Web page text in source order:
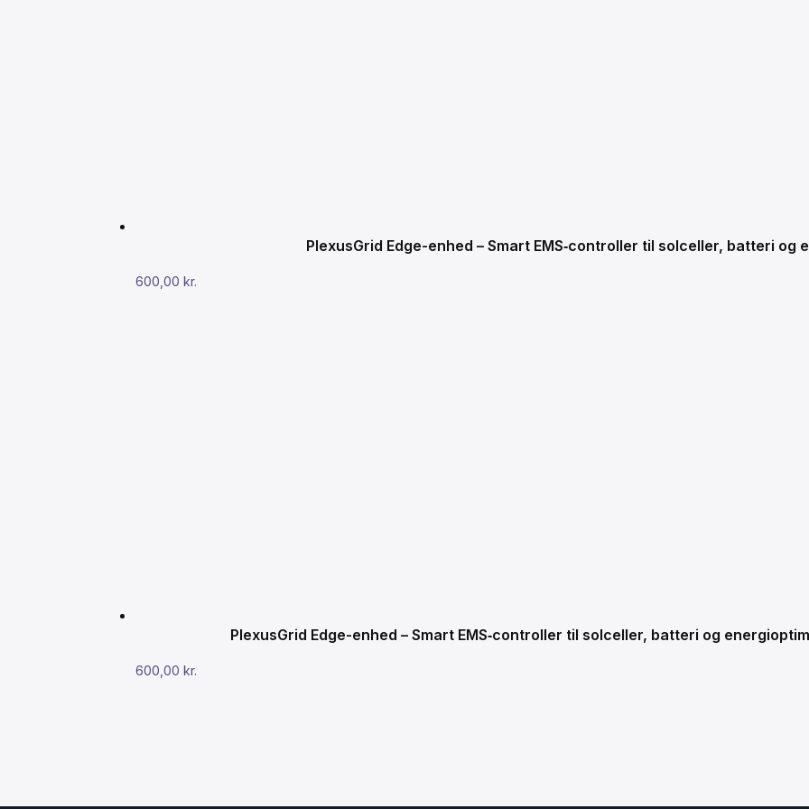
PlexusGrid Edge-enhed – Smart EMS‑controller til solceller, batteri og
600,00kr.
PlexusGrid Edge-enhed – Smart EMS‑controller til solceller, batteri og
600,00kr.